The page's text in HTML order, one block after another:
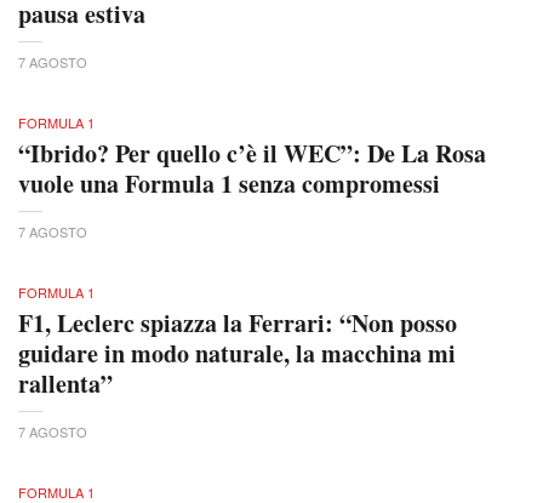
pausa estiva
7 AGOSTO
FORMULA 1
“Ibrido? Per quello c’è il WEC”: De La Rosa
vuole una Formula 1 senza compromessi
7 AGOSTO
FORMULA 1
F1, Leclerc spiazza la Ferrari: “Non posso
guidare in modo naturale, la macchina mi
rallenta”
7 AGOSTO
FORMULA 1